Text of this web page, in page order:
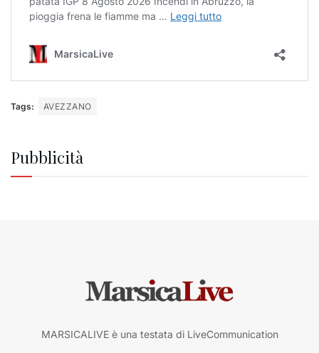
Tags: AVEZZANO
Pubblicità
MARSICALIVE è una testata di LiveCommunication